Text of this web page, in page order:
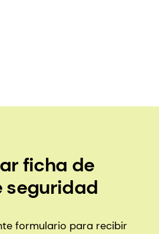
ficha de
seguridad
formulario para recibir